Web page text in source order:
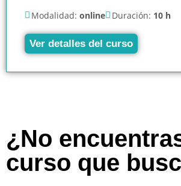
Modalidad: online Duración: 10 h
Ver detalles del curso
¿No
curso que